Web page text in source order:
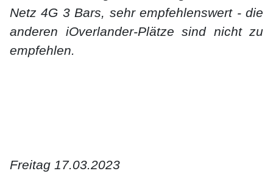
Netz 4G 3 Bars, sehr empfehlenswert - die
anderen iOverlander-Plätze sind nicht zu
empfehlen.
Freitag 17.03.2023